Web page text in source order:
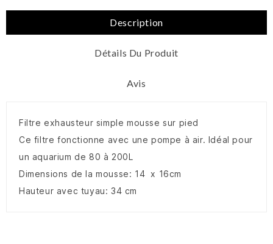
Description
Détails Du Produit
Avis
Filtre exhausteur simple mousse sur pied
Ce filtre fonctionne avec une pompe à air. Idéal pour
un aquarium de 80 à 200L
Dimensions de la mousse: 14 x 16cm
Hauteur avec tuyau: 34 cm